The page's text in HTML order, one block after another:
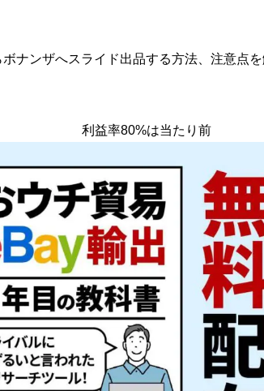
ナンザへスライド出品する方法、注意点
利益率80%は当たり前